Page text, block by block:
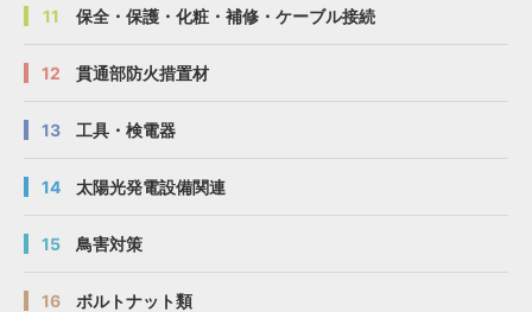
11 保全・保護・化粧・補修・ケーブル接続
12 貫通部防火措置材
13 工具・検電器
14 太陽光発電設備関連
15 鳥害対策
16 ボルトナット類